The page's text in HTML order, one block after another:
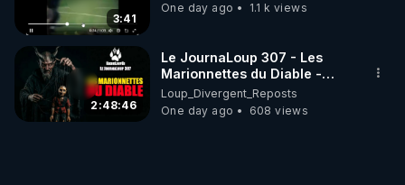
3:41
One day ago
1.1 k views
2:48:46
Le JournaLoup 307 - Les
Marionnettes du Diable -
Loup Divergent 2026.08.07
Loup_Divergent_Reposts
One day ago
608 views